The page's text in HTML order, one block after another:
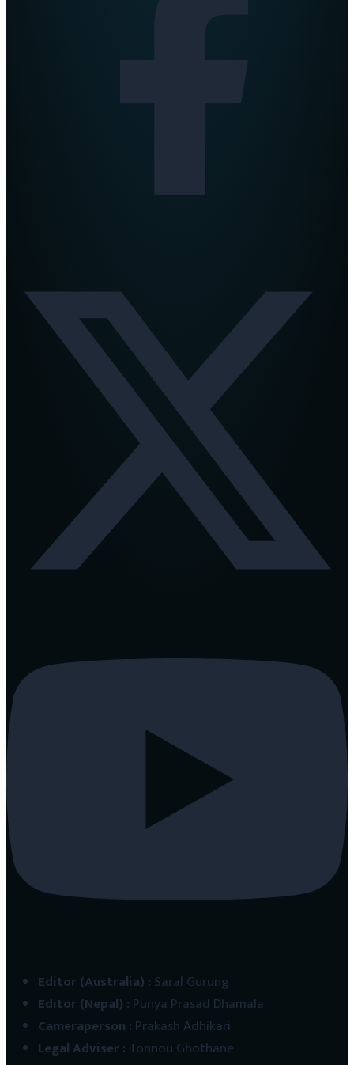
Editor (Australia) : Saral Gurung
Editor (Nepal) : Punya Prasad Dhamala
Cameraperson : Prakash Adhikari
Legal Adviser: Tonnou Ghothane